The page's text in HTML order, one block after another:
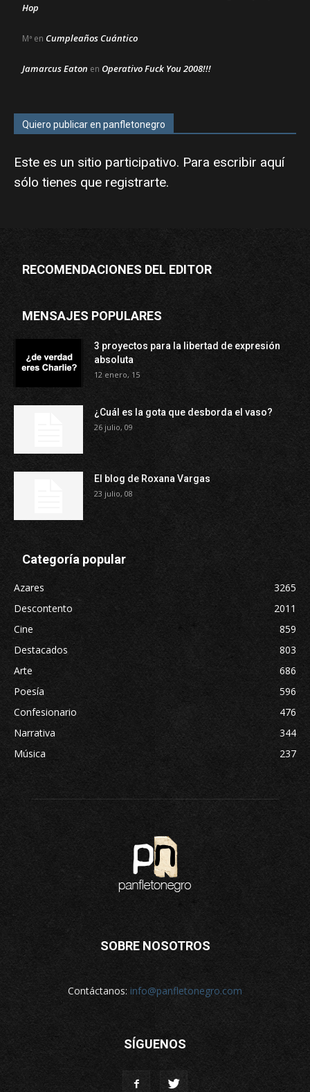
Hop
Mª en Cumpleaños Cuántico
Jamarcus Eaton en Operativo Fuck You 2008!!!
Quiero publicar en panfletonegro
Este es un sitio participativo. Para escribir aquí
sólo tienes que registrarte.
RECOMENDACIONES DEL EDITOR
MENSAJES POPULARES
3 proyectos para la libertad de expresión
absoluta
12 enero, 15
¿Cuál es la gota que desborda el vaso?
26 julio, 09
El blog de Roxana Vargas
23 julio, 08
Categoría popular
Azares
3265
Descontento
2011
Cine
859
Destacados
803
Arte
686
Poesía
596
Confesionario
476
Narrativa
344
Música
237
SOBRE NOSOTROS
Contáctanos: info@panfletonegro.com
SÍGUENOS